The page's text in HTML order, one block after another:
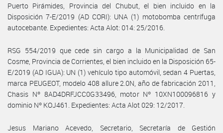
Puerto Pirámides, Provincia del Chubut, el bien incluido en la
Disposición 7-E/2019 (AD CORI): UNA (1) motobomba centrífuga
autocebante. Expedientes: Acta Alot: 014: 25/2016.
RSG 554/2019 que cede sin cargo a la Municipalidad de San
Cosme, Provincia de Corrientes, el bien incluido en la Disposición 65-
E/2019 (AD IGUA): UN (1) vehículo tipo automóvil, sedan 4 Puertas,
marca PEUGEOT, modelo 408 allure 2.0N, año de fabricación 2011,
Chasis Nº 8AD4DRFJCC0G33496, motor Nº 10XN100096816 y
dominio Nº KOJ461. Expedientes: Acta Alot 029: 12/2017.
Jesus Mariano Acevedo, Secretario, Secretaría de Gestión